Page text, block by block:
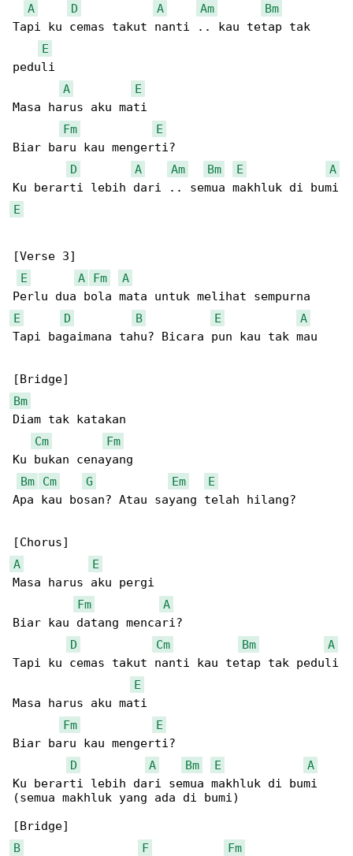
A
D A Am
Bm
Tapi ku cemas takut nanti .. kau tetap tak
E
peduli
A
E
Masa harus aku mati
Fm
E
Biar baru kau mengerti?
D
A Am Bm E
A
E
[Verse 3]
E
A Fm
A
E
D B E
A
Tapi bagaimana tahu? Bicara pun kau tak mau
Bm
Diam tak katakan
Cm
Fm
Ku bukan cenayang
Bm
Cm G Em
E
Apa kau bosan? Atau sayang telah hilang?
A
E
Masa harus aku pergi
Fm
A
Biar kau datang mencari?
D
Cm Bm
A
Tapi ku cemas takut nanti kau tetap tak peduli
E
Masa harus aku mati
Fm
E
Biar baru kau mengerti?
D
A Bm E
A
Ku berarti lebih dari semua makhluk di bumi
(semua makhluk yang ada di bumi)
B
F
Fm